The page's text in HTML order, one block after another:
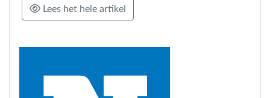
Lees het hele artikel